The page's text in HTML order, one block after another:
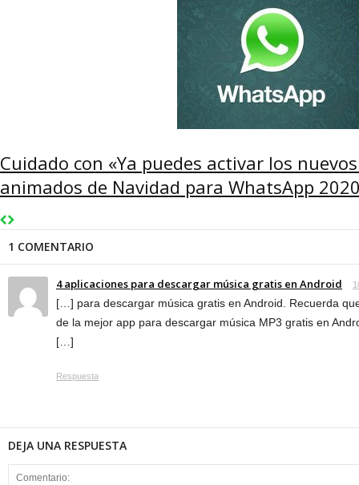
Cuidado con «Ya puedes activar los
animados de Navidad para WhatsApp
1 COMENTARIO
4 aplicaciones para descargar música gratis en Android
[…] para descargar música gratis en Android. Recuerda
de la mejor app para descargar música MP3 gratis en
[…]
Respuesta
DEJA UNA RESPUESTA